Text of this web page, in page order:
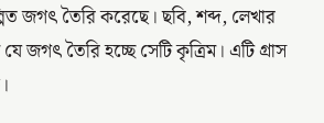
জগৎ তৈরি করেছে। ছবি, শব্দ, লেখার
জগৎ তৈরি হচ্ছে সেটি কৃত্রিম। এটি গ্রাস